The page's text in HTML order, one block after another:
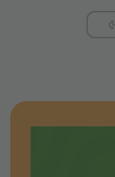
Оставьте свой